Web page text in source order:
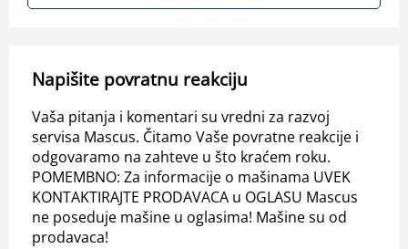
Napišite povratnu reakciju
Vaša pitanja i komentari su vredni za razvoj
servisa Mascus. Čitamo Vaše povratne reakcije i
odgovaramo na zahteve u što kraćem roku.
POMEMBNO: Za informacije o mašinama UVEK
KONTAKTIRAJTE PRODAVACA u OGLASU Mascus
ne poseduje mašine u oglasima! Mašine su od
prodavaca!